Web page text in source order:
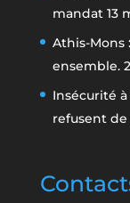
mandat 13
Athis-Mons
ensemble.
Insécurité
refusent de